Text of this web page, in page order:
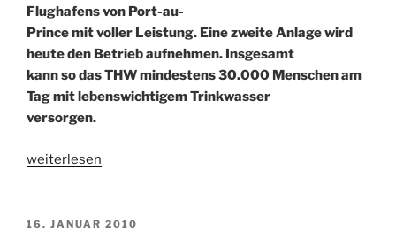
Flughafens von Port-au-
Prince mit voller Leistung. Eine zweite Anlage wird
heute den Betrieb aufnehmen. Insgesamt
kann so das THW mindestens 30.000 Menschen am
Tag mit lebenswichtigem Trinkwasser
versorgen.
„Erdbeben
Wasserversorgung
weiterlesen
VERÖFFENTLICHT
16. JANUAR 2010